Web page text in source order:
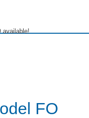
available!
FO